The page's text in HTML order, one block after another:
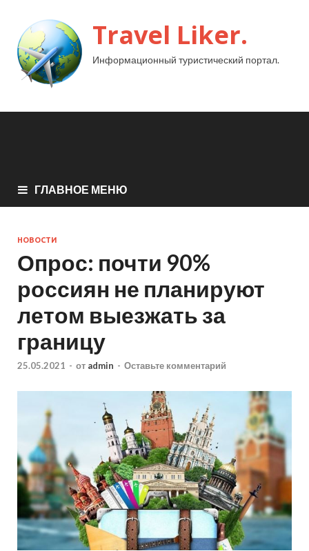
Travel Liker.
Информационный туристический портал.
ГЛАВНОЕ МЕНЮ
НОВОСТИ
Опрос: почти 90%
россиян не планируют
летом выезжать за
границу
25.05.2021 - от admin - Оставьте комментарий